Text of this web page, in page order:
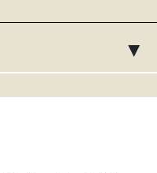
POLSKI
▸